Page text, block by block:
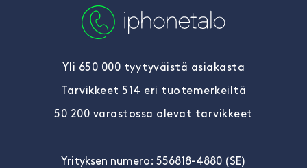
Yli 650 000 tyytyväistä asiakasta
Tarvikkeet 514 eri tuotemerkeiltä
50 200 varastossa olevat tarvikkeet
Yrityksen numero: 556818-4880 (SE)